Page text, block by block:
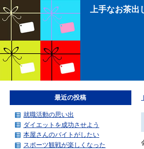
上手なお茶出
最近の投稿
就職活動の思い出
ダイエットを成功させよう
本屋さんのバイトがしたい
スポーツ観戦が楽しくなった